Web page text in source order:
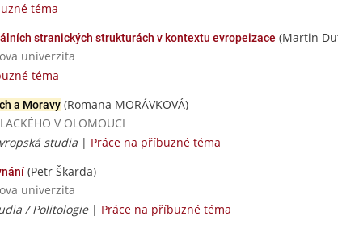
téma
stranických strukturách v kontextu evropeizace (Martin
univerzita
téma
a Moravy (Romana MORÁVKOVÁ)
V OLOMOUCI
studia | Práce na příbuzné téma
(Petr Škarda)
univerzita
/ Politologie| Práce na příbuzné téma